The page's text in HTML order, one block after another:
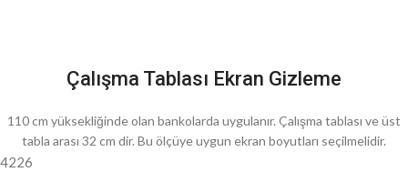
Çalışma Tablası Ekran Gizleme
110 cm yüksekliğinde olan bankolarda uygulanır. Çalışma tablası ve üst
tabla arası 32 cm dir. Bu ölçüye uygun ekran boyutları seçilmelidir.
4226